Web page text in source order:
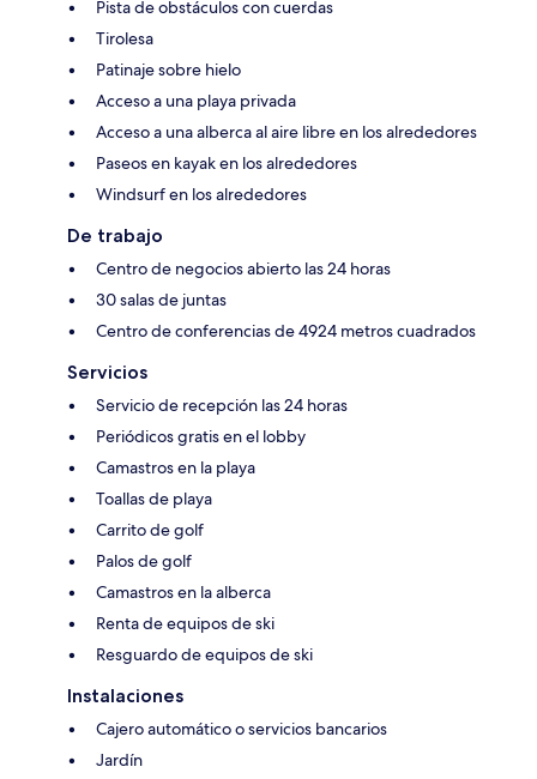
Pista de obstáculos con cuerdas
Tirolesa
Patinaje sobre hielo
Acceso a una playa privada
Acceso a una alberca al aire libre en los alrededores
Paseos en kayak en los alrededores
Windsurf en los alrededores
De trabajo
Centro de negocios abierto las 24 horas
30 salas de juntas
Centro de conferencias de 4924 metros cuadrados
Servicios
Servicio de recepción las 24 horas
Periódicos gratis en el lobby
Camastros en la playa
Toallas de playa
Carrito de golf
Palos de golf
Camastros en la alberca
Renta de equipos de ski
Resguardo de equipos de ski
Instalaciones
Cajero automático o servicios bancarios
Jardín